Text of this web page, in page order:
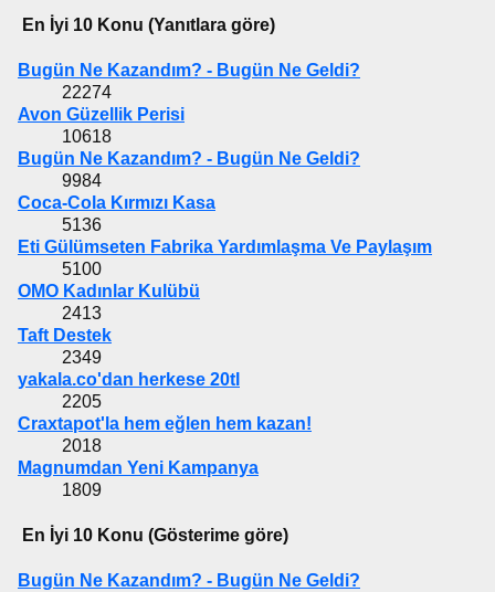
En İyi 10 Konu (Yanıtlara göre)
Bugün Ne Kazandım? - Bugün Ne Geldi?
22274
Avon Güzellik Perisi
10618
Bugün Ne Kazandım? - Bugün Ne Geldi?
9984
Coca-Cola Kırmızı Kasa
5136
Eti Gülümseten Fabrika Yardımlaşma Ve Paylaşım
5100
OMO Kadınlar Kulübü
2413
Taft Destek
2349
yakala.co'dan herkese 20tl
2205
Craxtapot'la hem eğlen hem kazan!
2018
Magnumdan Yeni Kampanya
1809
En İyi 10 Konu (Gösterime göre)
Bugün Ne Kazandım? - Bugün Ne Geldi?